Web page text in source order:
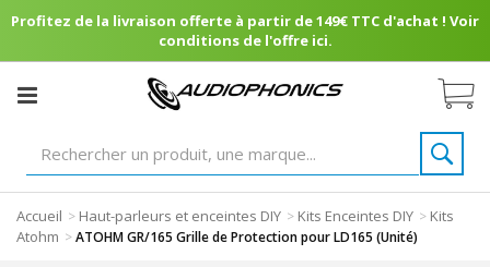
Profitez de la livraison offerte à partir de 149€ TTC d'achat ! Voir
conditions de l'offre ici.
Accueil > Haut-parleurs et enceintes DIY > Kits Enceintes DIY > Kits
Atohm >ATOHM GR/165 Grille de Protection pour LD165 (Unité)